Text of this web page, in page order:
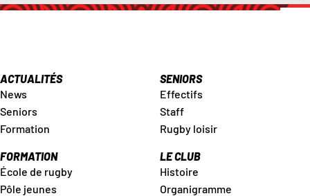
ACTUALITÉS
News
Seniors
Formation
SENIORS
Effectifs
Staff
Rugby loisir
FORMATION
École de rugby
Pôle jeunes
LE CLUB
Histoire
Organigramme